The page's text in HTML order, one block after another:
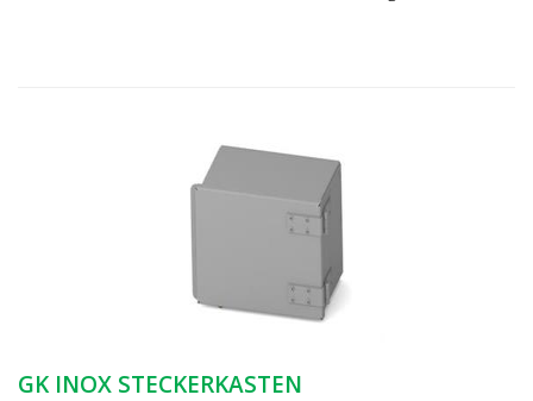
GK INOX STECKERKASTEN